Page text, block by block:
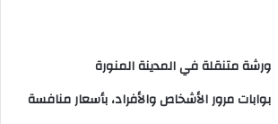
ورشة متنقلة في المدينة المنورة
بوابات مرور الأشخاص والأفراد، بأسعار منافسة